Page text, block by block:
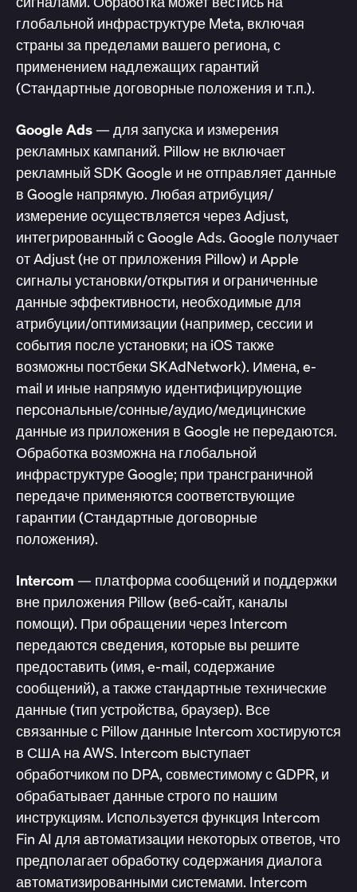
глобальной инфраструктуре Meta, включая
страны за пределами вашего региона, с
применением надлежащих гарантий
(Стандартные договорные положения и т.п.).
Google Ads — для запуска и измерения
рекламных кампаний. Pillow не включает
рекламный SDK Google и не отправляет данные
в Google напрямую. Любая атрибуция/
измерение осуществляется через Adjust,
интегрированный с Google Ads. Google получает
от Adjust (не от приложения Pillow) и Apple
сигналы установки/открытия и ограниченные
данные эффективности, необходимые для
атрибуции/оптимизации (например, сессии и
события после установки; на iOS также
возможны постбеки SKAdNetwork). Имена, e-
mail и иные напрямую идентифицирующие
персональные/сонные/аудио/медицинские
данные из приложения в Google не передаются.
Обработка возможна на глобальной
инфраструктуре Google; при трансграничной
передаче применяются соответствующие
гарантии (Стандартные договорные
положения).
Intercom — платформа сообщений и поддержки
вне приложения Pillow (веб-сайт, каналы
помощи). При обращении через Intercom
передаются сведения, которые вы решите
предоставить (имя, e-mail, содержание
сообщений), а также стандартные технические
данные (тип устройства, браузер). Все
связанные с Pillow данные Intercom хостируются
в США на AWS. Intercom выступает
обработчиком по DPA, совместимому с GDPR, и
обрабатывает данные строго по нашим
инструкциям. Используется функция Intercom
Fin AI для автоматизации некоторых ответов, что
предполагает обработку содержания диалога
автоматизированными системами. Intercom